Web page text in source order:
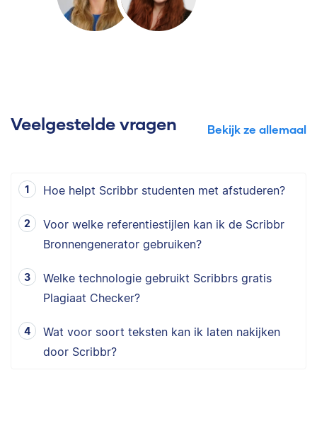
Veelgestelde vragen Bekijk ze allemaal
Hoe helpt Scribbr studenten met afstuderen?
Voor welke referentiestijlen kan ik de Scribbr
Bronnengenerator gebruiken?
Welke technologie gebruikt Scribbrs gratis
Plagiaat Checker?
Wat voor soort teksten kan ik laten nakijken
door Scribbr?